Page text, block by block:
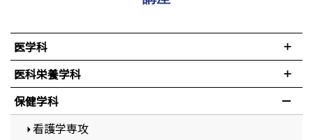
医学科
医科栄養学科
保健学科
看護学専攻